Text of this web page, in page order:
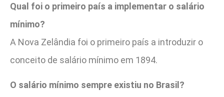
Qual foi o primeiro país a implementar o salário
mínimo?
A Nova Zelândia foi o primeiro país a introduzir o
conceito de salário mínimo em 1894.
O salário mínimo sempre existiu no Brasil?